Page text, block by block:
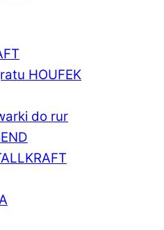
HOUFEK
do rur